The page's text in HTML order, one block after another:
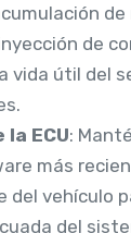
de
de
vida útil del
la ECU:
más
del vehículo
del